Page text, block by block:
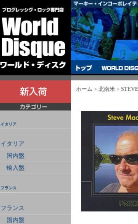
イタリア
イタリア
国内盤
輸入盤
フランス
フランス
国内盤
ホーム > 北南米 >